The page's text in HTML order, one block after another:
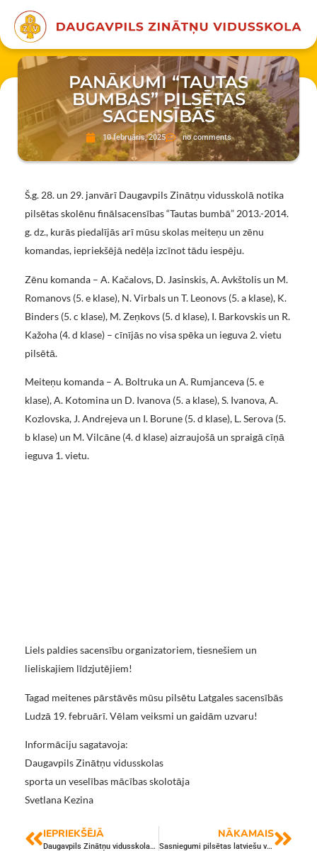
PANĀKUMI “TAUTAS
BUMBAS” PILSĒTAS
SACENSĪBĀS
10 februāris, 2025 no comments
Š.g. 28. un 29. janvārī Daugavpils Zinātņu vidusskolā notika
pilsētas skolēnu finālsacensības “Tautas bumbā” 2013.-2014.
g. dz., kurās piedalījās arī mūsu skolas meiteņu un zēnu
komandas, iepriekšējā nedēļa izcīnot tādu iespēju.
Zēnu komanda – A. Kačalovs, D. Jasinskis, A. Avkštolis un M.
Romanovs (5. e klase), N. Virbals un T. Leonovs (5. a klase), K.
Binders (5. c klase), M. Zeņkovs (5. d klase), I. Barkovskis un R.
Kažoha (4. d klase) – cīnījās no visa spēka un ieguva 2. vietu
pilsētā.
Meiteņu komanda – A. Boltruka un A. Rumjanceva (5. e
klase), A. Kotomina un D. Ivanova (5. a klase), S. Ivanova, A.
Kozlovska, J. Andrejeva un I. Borune (5. d klase), L. Serova (5.
b klase) un M. Vilcāne (4. d klase) aizraujošā un spraigā cīņā
ieguva 1. vietu.
Liels paldies sacensību organizatoriem, tiesnešiem un
lieliskajiem līdzjutējiem!
Tagad meitenes pārstāvēs mūsu pilsētu Latgales sacensībās
Ludzā 19. februārī. Vēlam veiksmi un gaidām uzvaru!
Informāciju sagatavoja:
Daugavpils Zinātņu vidusskolas
sporta un veselības mācības skolotāja
Svetlana Kezina
IEPRIEKŠĒJĀ
Daugavpils Zinātņu vidusskolas skolēni gūst panākumus gadatirgū “Cits bazārs”
NĀKAMAIS
Sasniegumi pilsētas latviešu valodas olimpiādē